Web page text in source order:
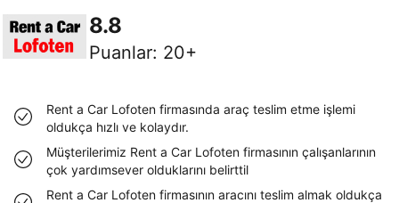
8.8
Puanlar: 20+
Rent a Car Lofoten firmasında araç teslim etme işlemi
oldukça hızlı ve kolaydır.
Müşterilerimiz Rent a Car Lofoten firmasının çalışanlarının
çok yardımsever olduklarını belirttil
Rent a Car Lofoten firmasının aracını teslim almak oldukça